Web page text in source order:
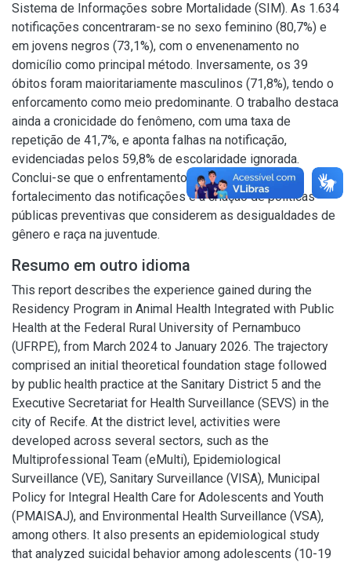
Sistema de Informações sobre Mortalidade (SIM). As 1.634
notificações concentraram-se no sexo feminino (80,7%) e
em jovens negros (73,1%), com o envenenamento no
domicílio como principal método. Inversamente, os 39
óbitos foram maioritariamente masculinos (71,8%), tendo o
enforcamento como meio predominante. O trabalho destaca
ainda a cronicidade do fenômeno, com uma taxa de
repetição de 41,7%, e aponta falhas na notificação,
evidenciadas pelos 59,8% de escolaridade ignorada.
Conclui-se que o enfrentamento do problema exige o
fortalecimento das notificações e a criação de políticas
públicas preventivas que considerem as desigualdades de
gênero e raça na juventude.
Resumo em outro idioma
This report describes the experience gained during the
Residency Program in Animal Health Integrated with Public
Health at the Federal Rural University of Pernambuco
(UFRPE), from March 2024 to January 2026. The trajectory
comprised an initial theoretical foundation stage followed
by public health practice at the Sanitary District 5 and the
Executive Secretariat for Health Surveillance (SEVS) in the
city of Recife. At the district level, activities were
developed across several sectors, such as the
Multiprofessional Team (eMulti), Epidemiological
Surveillance (VE), Sanitary Surveillance (VISA), Municipal
Policy for Integral Health Care for Adolescents and Youth
(PMAISAJ), and Environmental Health Surveillance (VSA),
among others. It also presents an epidemiological study
that analyzed suicidal behavior among adolescents (10-19